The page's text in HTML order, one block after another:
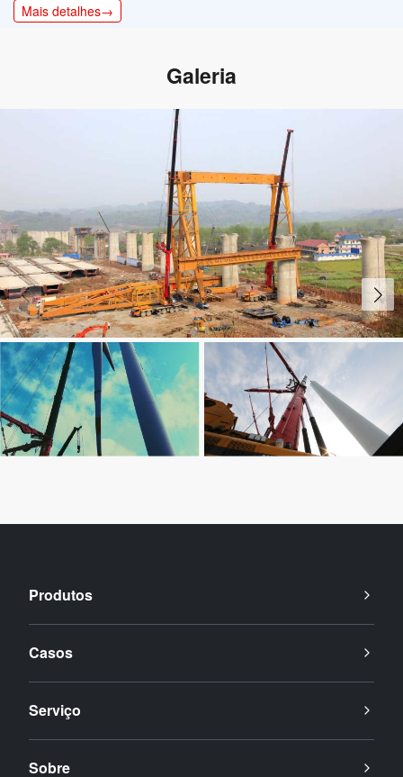
Mais detalhes→
Galeria
Produtos
Casos
Serviço
Sobre